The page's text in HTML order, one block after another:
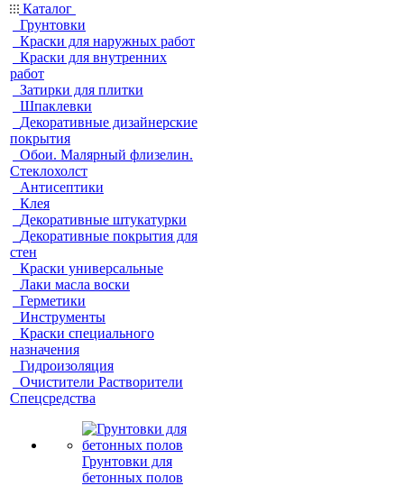
Каталог
Грунтовки
Краски для наружных работ
Краски для внутренних
работ
Затирки для плитки
Шпаклевки
Декоративные дизайнерские
покрытия
Обои. Малярный флизелин.
Стеклохолст
Антисептики
Клея
Декоративные штукатурки
Декоративные покрытия для
стен
Краски универсальные
Лаки масла воски
Герметики
Инструменты
Краски специального
назначения
Гидроизоляция
Очистители Растворители
Спецсредства
Грунтовки для
бетонных полов